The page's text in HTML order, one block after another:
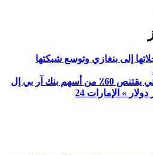
إلى بنغازي وتوسع شبكتها
بنك الإمارات دبي الوطني يقتنص 60٪ من أسهم بنك آر بي إل